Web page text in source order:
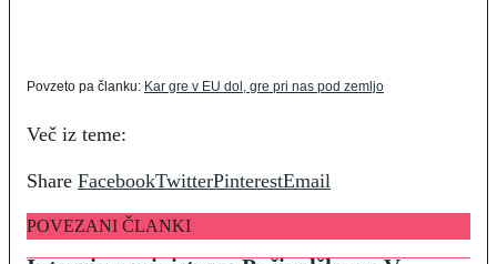
Povzeto pa članku: Kar gre v EU dol, gre pri nas pod zemljo
Več iz teme:
Share FacebookTwitterPinterestEmail
POVEZANI ČLANKI